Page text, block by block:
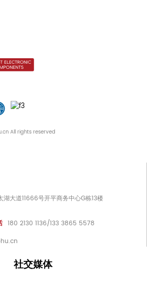
All rights reserved
大道11666号开平商务中心G栋13楼
180 2130 1136/133 3865 5578
社交媒体